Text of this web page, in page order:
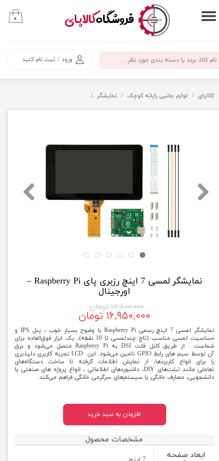
​فروشگاهکالاپای
ورود / ثبت نام کنید
حساب کاربری من
سفارشات
۰
کالاپای لوازم جانبی رایانه کوچک نمایشگر
نمایشگر لمسی 7 اینچ رزبری پای Raspberry Pi –
اورجینال
۱۷,۸۰۰,۰۰۰ تومان
۱۶,۹۵۰,۰۰۰ تومان
نمایشگر لمسی 7 اینچ رسمی Raspberry Pi با وضوح بسیار خوب ، پنل IPS و
حساسیت لمسی مناسب (تاچ چندلمسی تا 10 نقطه)، یک ابزار فوق‌العاده برای
شماست . از طریق کابل فلت DSI به Raspberry Pi متصل می‌شود و برق
آن توسط سیم های رابط GPIO تامین می‌شود. این LCD تجربه کاربری دلپذیری
را برای انواع کاربردها، از نمایش اطلاعات گرفته تا ساخت دستگاه‌های
تعاملی مانند تبلت‌های DIY، داشبوردهای اطلاعاتی ، انواع پروژه های صنعتی یا
دانشجویی، مصارف خانگی یا سیستم‌های سرگرمی خانگی فراهم می‌کند.
افزودن به سبد خرید
مشخصات محصول
ابعاد صفحه